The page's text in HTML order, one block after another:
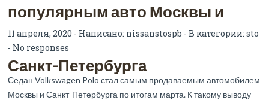
популярным авто Москвы и
Санкт-Петербурга
11 апреля, 2020 - Написано: nissanstospb - В категории:sto
- No responses
Седан Volkswagen Polo стал самым продаваемым автомобилем
Москвы и Санкт-Петербурга по итогам марта. К такому выводу